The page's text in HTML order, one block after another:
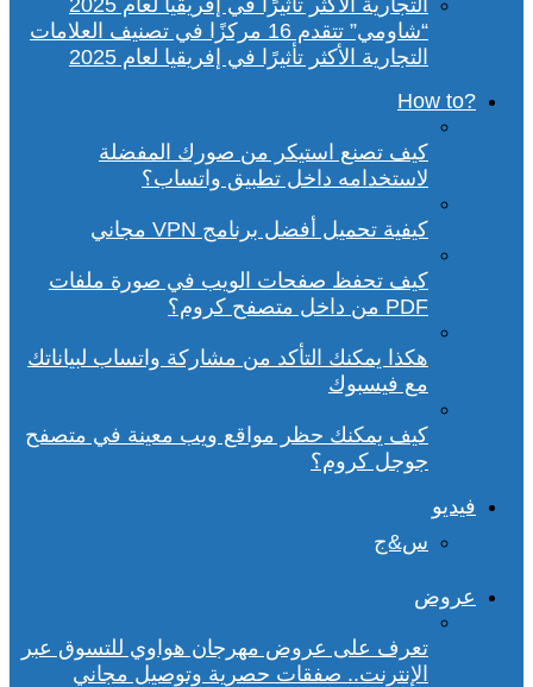
“شاومي” تتقدم 16 مركزًا في تصنيف العلامات
التجارية الأكثر تأثيرًا في إفريقيا لعام 2025
?How to
كيف تصنع استيكر من صورك المفضلة
لاستخدامه داخل تطبيق واتساب؟
كيفية تحميل أفضل برنامج VPN مجاني
كيف تحفظ صفحات الويب في صورة ملفات
PDF من داخل متصفح كروم؟
هكذا يمكنك التأكد من مشاركة واتساب لبياناتك
مع فيسبوك
كيف يمكنك حظر مواقع ويب معينة في متصفح
جوجل كروم؟
فيديو
س&ج
عروض
تعرف على عروض مهرجان هواوي للتسوق عبر
الإنترنت.. صفقات حصرية وتوصيل مجاني